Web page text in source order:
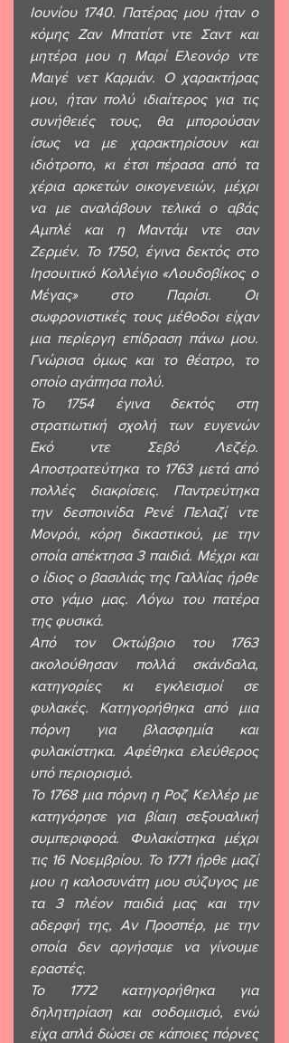
Ιουνίου 1740. Πατέρας μου ήταν ο
κόμης Ζαν Μπατίστ ντε Σαντ και
μητέρα μου η Μαρί Ελεονόρ ντε
Μαιγέ νετ Καρμάν. Ο χαρακτήρας
μου, ήταν πολύ ιδιαίτερος για τις
συνήθειές τους, θα μπορούσαν
ίσως να με χαρακτηρίσουν και
ιδιότροπο, κι έτσι πέρασα από τα
χέρια αρκετών οικογενειών, μέχρι
να με αναλάβουν τελικά ο αβάς
Αμπλέ και η Μαντάμ ντε σαν
Ζερμέν. Το 1750, έγινα δεκτός στο
Ιησουιτικό Κολλέγιο «Λουδοβίκος ο
Μέγας» στο Παρίσι. Οι
σωφρονιστικές τους μέθοδοι είχαν
μια περίεργη επίδραση πάνω μου.
Γνώρισα όμως και το θέατρο, το
οποίο αγάπησα πολύ.
Το 1754 έγινα δεκτός στη
στρατιωτική σχολή των ευγενών
Εκό ντε Σεβό Λεζέρ.
Αποστρατεύτηκα το 1763 μετά από
πολλές διακρίσεις. Παντρεύτηκα
την δεσποινίδα Ρενέ Πελαζί ντε
Μονρόι, κόρη δικαστικού, με την
οποία απέκτησα 3 παιδιά. Μέχρι και
ο ίδιος ο βασιλιάς της Γαλλίας ήρθε
στο γάμο μας. Λόγω του πατέρα
της φυσικά.
Από τον Οκτώβριο του 1763
ακολούθησαν πολλά σκάνδαλα,
κατηγορίες κι εγκλεισμοί σε
φυλακές. Κατηγορήθηκα από μια
πόρνη για βλασφημία και
φυλακίστηκα. Αφέθηκα ελεύθερος
υπό περιορισμό.
Το 1768 μια πόρνη η Ροζ Κελλέρ με
κατηγόρησε για βίαιη σεξουαλική
συμπεριφορά. Φυλακίστηκα μέχρι
τις 16 Νοεμβρίου. Το 1771 ήρθε μαζί
μου η καλοσυνάτη μου σύζυγος με
τα 3 πλέον παιδιά μας και την
αδερφή της, Αν Προσπέρ, με την
οποία δεν αργήσαμε να γίνουμε
εραστές.
Το 1772 κατηγορήθηκα για
δηλητηρίαση και σοδομισμό, ενώ
είχα απλά δώσει σε κάποιες πόρνες